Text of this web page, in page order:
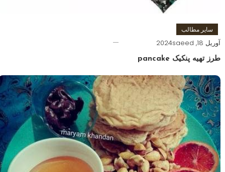
سایر مطالب
آوریل 18, 2024 saeed
طرز تهیه پنکیک pancake